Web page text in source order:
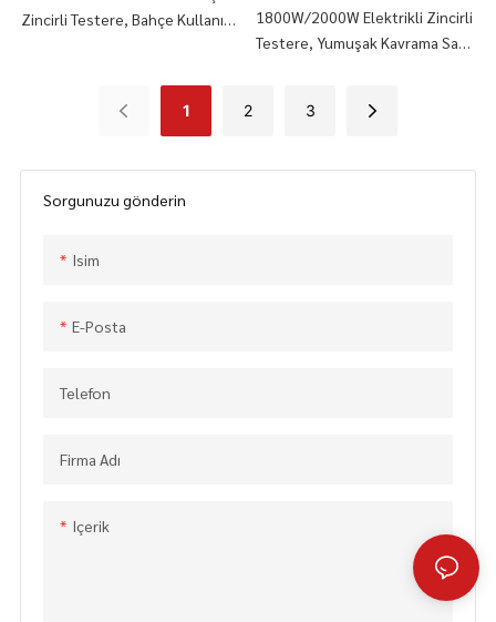
Sorgunuzu gönderin
Isim
E-Posta
Telefon
Firma Adı
Içerik
CHINA GTL TOOLS LIMITED
Zincirli Testere, Bahçe Kullanımı
Elektrikli Aletler Hakkında
Zincirli Testere, Bahçe Kullanımı
için Elektrikli Zincirli Testere
Testereler - GTL Aracı
1800W/2000W Elektrikli Zincirli
Testere, Yumuşak Kavrama Saplı
Elektrikli Zincirli Testere,
Elektrikli Zincirli Testere
1 2 3